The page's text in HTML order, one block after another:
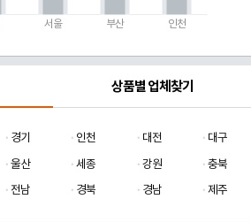
서울 부산 인천
상품별 업체찾기
경기 인천 대전
대구
울산 세종 강원
충북
전남 경북 경남 제주